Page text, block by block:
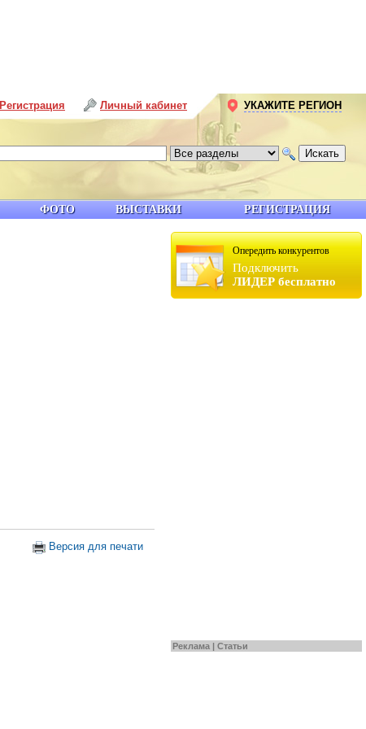
Опередить конкурентов
Подключить
ЛИДЕР бесплатно
Реклама | Статьи
Версия для печати
ФОТО ВЫСТАВКИ РЕГИСТРАЦИЯ
Личный кабинет
Регистрация УКАЖИТЕ РЕГИОН